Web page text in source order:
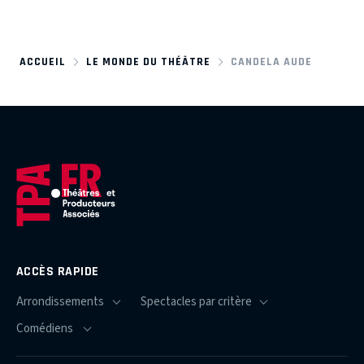
ACCUEIL LE MONDE DU THÉÂTRE CANDELA AUDE
ACCÈS RAPIDE